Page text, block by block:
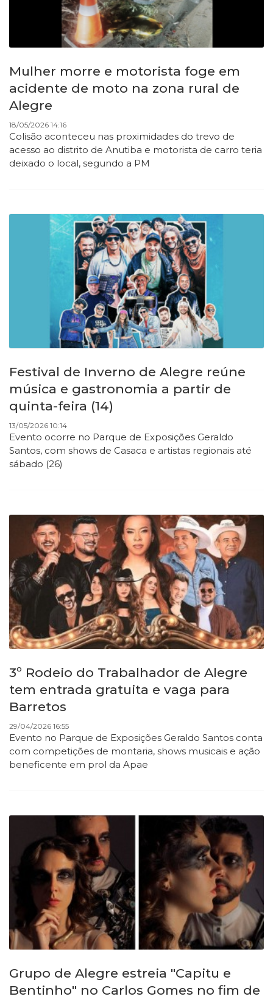
Mulher morre e motorista foge em
acidente de moto na zona rural de
Alegre
18/05/2026 14:16
Colisão aconteceu nas proximidades do trevo de
acesso ao distrito de Anutiba e motorista de carro teria
deixado o local, segundo a PM
Festival de Inverno de Alegre reúne
música e gastronomia a partir de
quinta-feira (14)
13/05/2026 10:14
Evento ocorre no Parque de Exposições Geraldo
Santos, com shows de Casaca e artistas regionais até
sábado (26)
3º Rodeio do Trabalhador de Alegre
tem entrada gratuita e vaga para
Barretos
29/04/2026 16:55
Evento no Parque de Exposições Geraldo Santos conta
com competições de montaria, shows musicais e ação
beneficente em prol da Apae
Grupo de Alegre estreia "Capitu e
Bentinho" no Carlos Gomes no fim de